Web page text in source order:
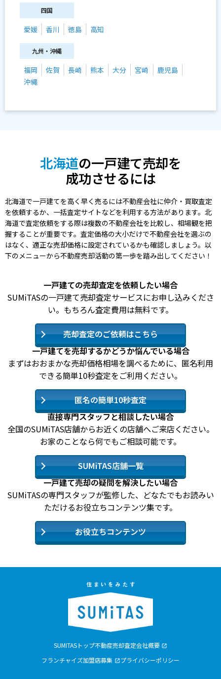
四国
愛媛 香川 徳島 高知
九州・沖縄
福岡 佐賀 長崎 熊本 大分 宮崎
鹿児島
沖縄
北海道の一戸建て売却を
成功させるには
北海道で一戸建てを高く早く売るには不動産会社に仲介・買取査定
を依頼するか、一括査定サイトなどを利用する方法があります。北
海道で査定依頼をする際は複数の不動産会社を比較し、相場観を把
握することが重要です。査定価格の大小だけで不動産会社を選ぶの
はなく、適正な売却価格に設定されているかも確認しましょう。以
下のメニューから不動産売却活動の第一歩を踏み出してください！
一戸建ての売却査定を依頼したい場合
SUMiTASの一戸建て売却査定サービスにお申し込みくださ
い。もちろん査定費用は無料です。
売却査定のご依頼はこちら
一戸建てを売却するかどうか悩んでいる場合
まずはおおまかな売却価格相場を調べるために、匿名利用
できる簡単10秒査定をご利用ください。
匿名の簡単10秒査定
直接専門スタッフと相談したい場合
全国のSUMiTAS店舗からお近くの店舗へご来店ください。
お家のことなら何でもご相談可能です。
SUMiTAS店舗一覧
一戸建て売却の疑問を解決したい場合
SUMiTASの専門スタッフが監修した、どなたでもお読みい
ただけるお役立ちコンテンツ集です。
お役立ちコンテンツ
SUMITASトップ不動産売却査定会社概要
フランチャイズ加盟店募集
プライバシーポリシー